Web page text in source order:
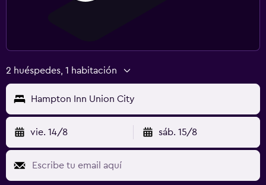
2 huéspedes, 1 habitación
Hampton Inn Union City
vie. 14/8 sáb. 15/8